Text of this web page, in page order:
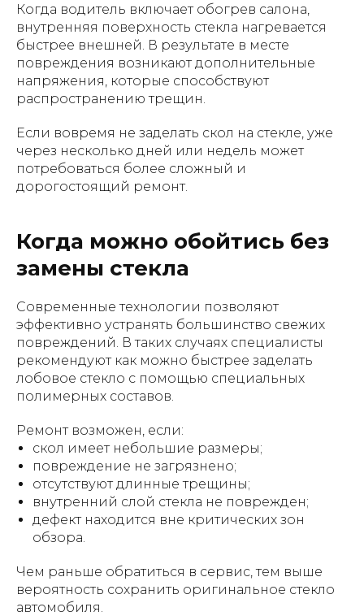
Когда водитель включает обогрев салона,
внутренняя поверхность стекла нагревается
быстрее внешней. В результате в месте
повреждения возникают дополнительные
напряжения, которые способствуют
распространению трещин.
Если вовремя не заделать скол на стекле, уже
через несколько дней или недель может
потребоваться более сложный и
дорогостоящий ремонт.
Когда можно обойтись без
замены стекла
Современные технологии позволяют
эффективно устранять большинство свежих
повреждений. В таких случаях специалисты
рекомендуют как можно быстрее заделать
лобовое стекло с помощью специальных
полимерных составов.
Ремонт возможен, если:
скол имеет небольшие размеры;
повреждение не загрязнено;
отсутствуют длинные трещины;
внутренний слой стекла не поврежден;
дефект находится вне критических зон
обзора.
Чем раньше обратиться в сервис, тем выше
вероятность сохранить оригинальное стекло
автомобиля.